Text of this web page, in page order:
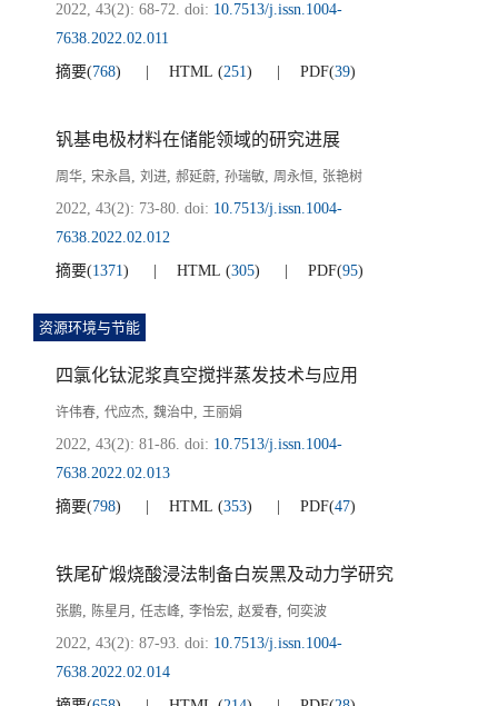
2022, 43(2): 68-72. doi: 10.7513/j.issn.1004-
7638.2022.02.011
摘要(768) HTML (251) PDF(39)
钒基电极材料在储能领域的研究进展
周华, 宋永昌, 刘进, 郝延蔚, 孙瑞敏, 周永恒, 张艳树
2022, 43(2): 73-80. doi: 10.7513/j.issn.1004-
7638.2022.02.012
摘要(1371) HTML (305) PDF(95)
资源环境与节能
四氯化钛泥浆真空搅拌蒸发技术与应用
许伟春, 代应杰, 魏治中, 王丽娟
2022, 43(2): 81-86. doi: 10.7513/j.issn.1004-
7638.2022.02.013
摘要(798) HTML (353) PDF(47)
铁尾矿煅烧酸浸法制备白炭黑及动力学研究
张鹏, 陈星月 , 任志峰, 李怡宏, 赵爱春, 何奕波
2022, 43(2): 87-93. doi: 10.7513/j.issn.1004-
7638.2022.02.014